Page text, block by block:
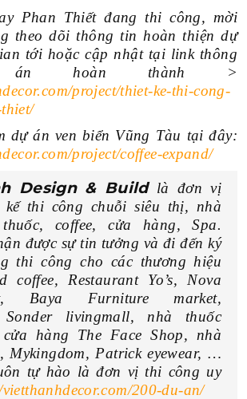
Phan Thiết đang thi công, mời
theo dõi thông tin hoàn thiện dự
tới hoặc cập nhật tại link thông
hoàn thành >
project/thiet-ke-thi-cong-
dự án ven biển Vũng Tàu tại đây:
project/coffee-expand/
Design & Buildlà đơn vị
kế thi công chuỗi siêu thị, nhà
coffee, cửa hàng, Spa.
được sự tin tưởng và đi đến ký
thi công cho các thương hiệu
coffee, Restaurant Yo’s, Nova
Baya Furniture market,
Sonder livingmall, nhà thuốc
cửa hàng The Face Shop, nhà
Mykingdom, Patrick eyewear, …
tự hào là đơn vị thi công uy
200-du-an/